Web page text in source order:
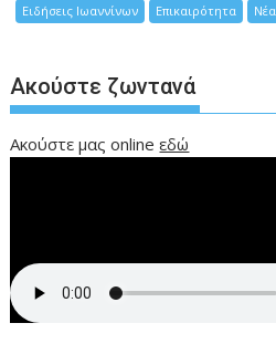
Ειδήσεις Ιωαννίνων Επικαιρότητα
Ακούστε ζωντανά
Ακούστε μας onlineεδώ